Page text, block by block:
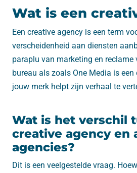
Wat is een
Een creative agency is een term
verscheidenheid aan diensten
paraplu van marketing en reclame
bureau als zoals One Media is
jouw merk helpt zijn verhaal te
Wat is het verschil
creative agency en
agencies?
Dit is een veelgestelde vraag.